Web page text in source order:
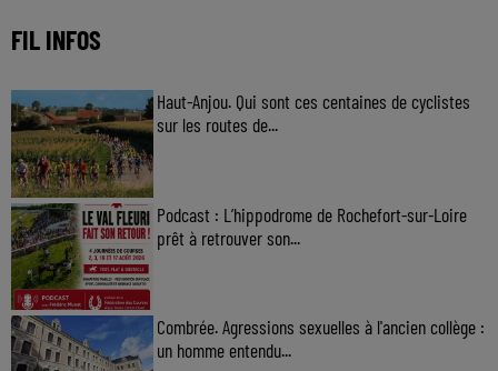
FIL INFOS
Haut-Anjou. Qui sont ces centaines de cyclistes
sur les routes de...
Podcast : L’hippodrome de Rochefort-sur-Loire
prêt à retrouver son...
Combrée. Agressions sexuelles à l'ancien collège :
un homme entendu...